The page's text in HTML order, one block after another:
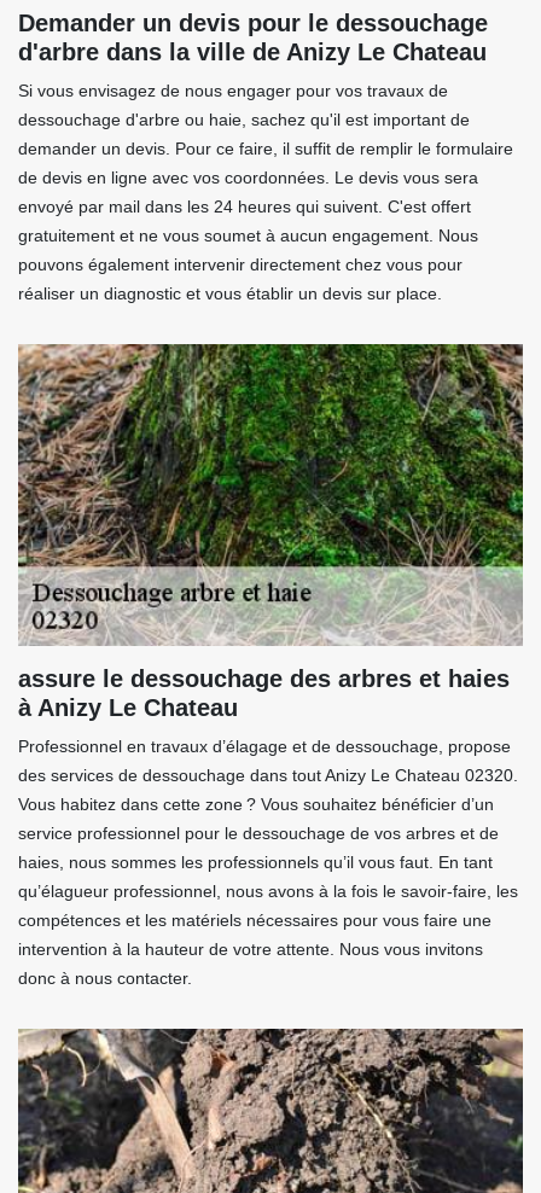
Demander un devis pour le dessouchage
d'arbre dans la ville de Anizy Le Chateau
Si vous envisagez de nous engager pour vos travaux de
dessouchage d'arbre ou haie, sachez qu'il est important de
demander un devis. Pour ce faire, il suffit de remplir le formulaire
de devis en ligne avec vos coordonnées. Le devis vous sera
envoyé par mail dans les 24 heures qui suivent. C'est offert
gratuitement et ne vous soumet à aucun engagement. Nous
pouvons également intervenir directement chez vous pour
réaliser un diagnostic et vous établir un devis sur place.
assure le dessouchage des arbres et haies
à Anizy Le Chateau
Professionnel en travaux d’élagage et de dessouchage, propose
des services de dessouchage dans tout Anizy Le Chateau 02320.
Vous habitez dans cette zone ? Vous souhaitez bénéficier d’un
service professionnel pour le dessouchage de vos arbres et de
haies, nous sommes les professionnels qu’il vous faut. En tant
qu’élagueur professionnel, nous avons à la fois le savoir-faire, les
compétences et les matériels nécessaires pour vous faire une
intervention à la hauteur de votre attente. Nous vous invitons
donc à nous contacter.